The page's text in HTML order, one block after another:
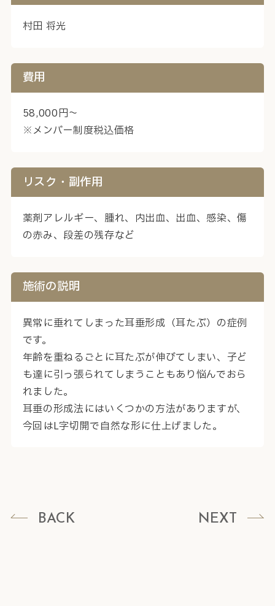
村田 将光
費用
58,000円～
※メンバー制度税込価格
リスク・副作用
薬剤アレルギー、腫れ、内出血、出血、感染、傷
の赤み、段差の残存など
施術の説明
異常に垂れてしまった耳垂形成（耳たぶ）の症例
です。
年齢を重ねるごとに耳たぶが伸びてしまい、子ど
も達に引っ張られてしまうこともあり悩んでおら
れました。
耳垂の形成法にはいくつかの方法がありますが、
今回はL字切開で自然な形に仕上げました。
BACK NEXT